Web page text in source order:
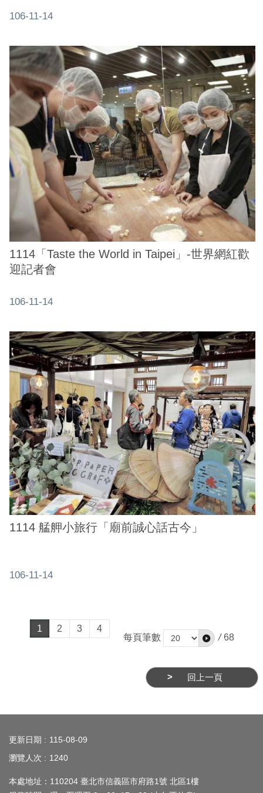
106-11-14
1114「Taste the World in Taipei」-世界網紅歡
迎記者會
106-11-14
1114 艋舺小旅行「廟前誠心話古今」
106-11-14
1 2 3
4
每頁筆數
/ 68
回上一頁
更新日期
115-08-09
瀏覽人次
1240
本處地址：110204 臺北市信義區市府路1號 北區1樓